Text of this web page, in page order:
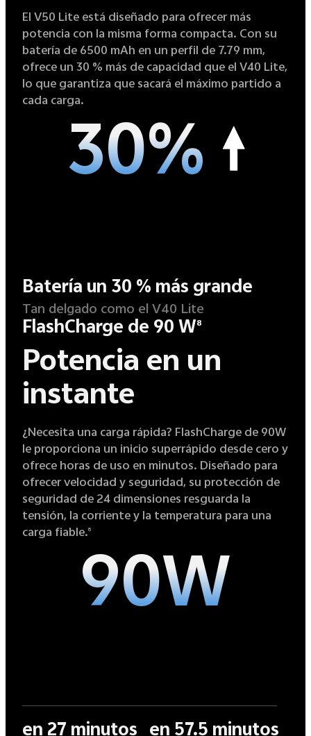
El V50 Lite está diseñado para ofrecer más
potencia con la misma forma compacta. Con su
batería de 6500 mAh en un perfil de 7.79 mm,
ofrece un 30 % más de capacidad que el V40 Lite,
lo que garantiza que sacará el máximo partido a
cada carga.
30%
Batería un 30 % más grande
Tan delgado como el V40 Lite
FlashCharge de 90 W8
Potencia en un
instante
¿Necesita una carga rápida? FlashCharge de 90W
le proporciona un inicio superrápido desde cero y
ofrece horas de uso en minutos. Diseñado para
ofrecer velocidad y seguridad, su protección de
seguridad de 24 dimensiones resguarda la
tensión, la corriente y la temperatura para una
carga fiable.8
90W
en 27 minutos en 57.5 minutos